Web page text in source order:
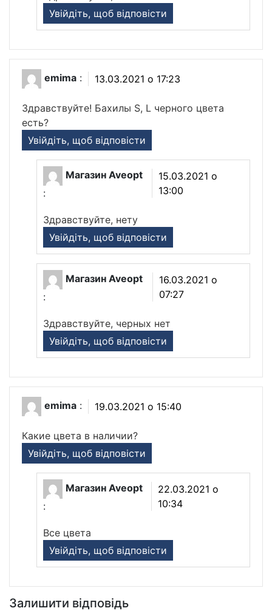
Увійдіть, щоб відповісти
emima : 13.03.2021 о 17:23
Здравствуйте! Бахилы S, L черного цвета
есть?
Увійдіть, щоб відповісти
Магазин Aveopt
:
15.03.2021 о
13:00
Здравствуйте, нету
Увійдіть, щоб відповісти
Магазин Aveopt
:
16.03.2021 о
07:27
Здравствуйте, черных нет
Увійдіть, щоб відповісти
emima : 19.03.2021 о 15:40
Какие цвета в наличии?
Увійдіть, щоб відповісти
Магазин Aveopt
:
22.03.2021 о
10:34
Все цвета
Увійдіть, щоб відповісти
Залишити відповідь